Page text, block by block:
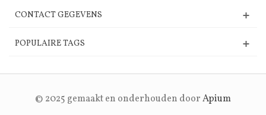
CONTACT GEGEVENS
POPULAIRE TAGS
© 2025 gemaakt en onderhouden doorApium